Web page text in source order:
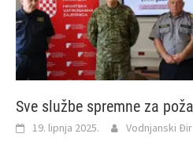
Sve službe spremne za
19. lipnja 2025. Vodnjanski Đir